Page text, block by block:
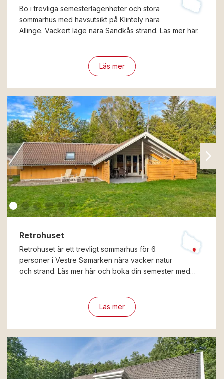
Bo i trevliga semesterlägenheter och stora
sommarhus med havsutsikt på Klintely nära
Allinge. Vackert läge nära Sandkås strand. Läs mer här.
Läs mer
Retrohuset
Retrohuset är ett trevligt sommarhus för 6
personer i Vestre Sømarken nära vacker natur
och strand. Läs mer här och boka din semester med…
Läs mer